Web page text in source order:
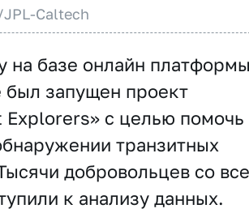
Caltech
на базе онлайн
был запущен проект
Explorers» с целью помочь
транзитных
добровольцев со
к анализу данных.